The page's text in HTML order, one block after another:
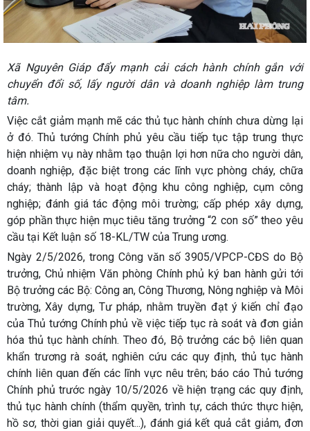
Xã Nguyên Giáp đẩy mạnh cải cách hành chính gắn với
chuyển đổi số, lấy người dân và doanh nghiệp làm trung
tâm.
Việc cắt giảm mạnh mẽ các thủ tục hành chính chưa dừng lại
ở đó. Thủ tướng Chính phủ yêu cầu tiếp tục tập trung thực
hiện nhiệm vụ này nhằm tạo thuận lợi hơn nữa cho người dân,
doanh nghiệp, đặc biệt trong các lĩnh vực phòng cháy, chữa
cháy; thành lập và hoạt động khu công nghiệp, cụm công
nghiệp; đánh giá tác động môi trường; cấp phép xây dựng,
góp phần thực hiện mục tiêu tăng trưởng “2 con số” theo yêu
cầu tại Kết luận số 18-KL/TW của Trung ương.
Ngày 2/5/2026, trong Công văn số 3905/VPCP-CĐS do Bộ
trưởng, Chủ nhiệm Văn phòng Chính phủ ký ban hành gửi tới
Bộ trưởng các Bộ: Công an, Công Thương, Nông nghiệp và Môi
trường, Xây dựng, Tư pháp, nhằm truyền đạt ý kiến chỉ đạo
của Thủ tướng Chính phủ về việc tiếp tục rà soát và đơn giản
hóa thủ tục hành chính. Theo đó, Bộ trưởng các bộ liên quan
khẩn trương rà soát, nghiên cứu các quy định, thủ tục hành
chính liên quan đến các lĩnh vực nêu trên; báo cáo Thủ tướng
Chính phủ trước ngày 10/5/2026 về hiện trạng các quy định,
thủ tục hành chính (thẩm quyền, trình tự, cách thức thực hiện,
hồ sơ, thời gian giải quyết...), đánh giá kết quả cắt giảm, đơn